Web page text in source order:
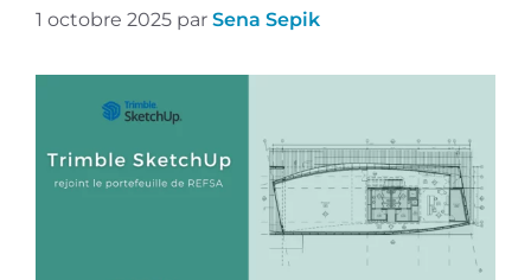
1 octobre 2025 par Sena Sepik